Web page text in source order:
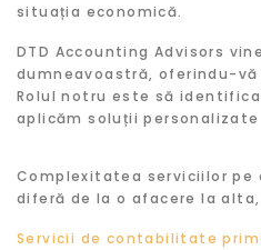
situația economică.
DTD Accounting Advisors
dumneavoastră, oferindu-
Rolul notru este să
aplicăm soluții personalizate
Complexitatea serviciilor pe
diferă de la o afacere la
Servicii de contabilitate